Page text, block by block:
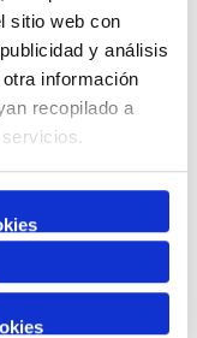
sitio web con
y análisis
información
recopilado a